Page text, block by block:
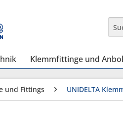
Klemmfittinge und
und Fittings UNIDELTA